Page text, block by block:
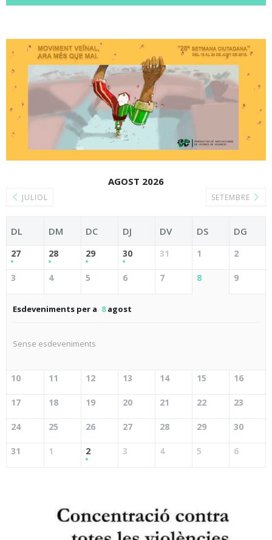
JULIOL
AGOST 2026
SETEMBRE
DL DM DC DJ DV DS DG
27 28 29 30 31 1 2
3 4 5 6 7 8 9
Esdeveniments per a 8agost
Sense esdeveniments
10 11 12 13 14 15 16
17 18 19 20 21 22 23
24 25 26 27 28 29 30
31 1 2 3 4 5 6